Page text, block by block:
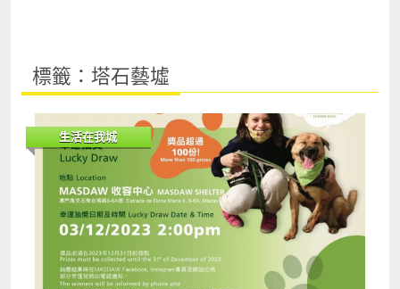
標籤：塔石藝墟
生活在我城